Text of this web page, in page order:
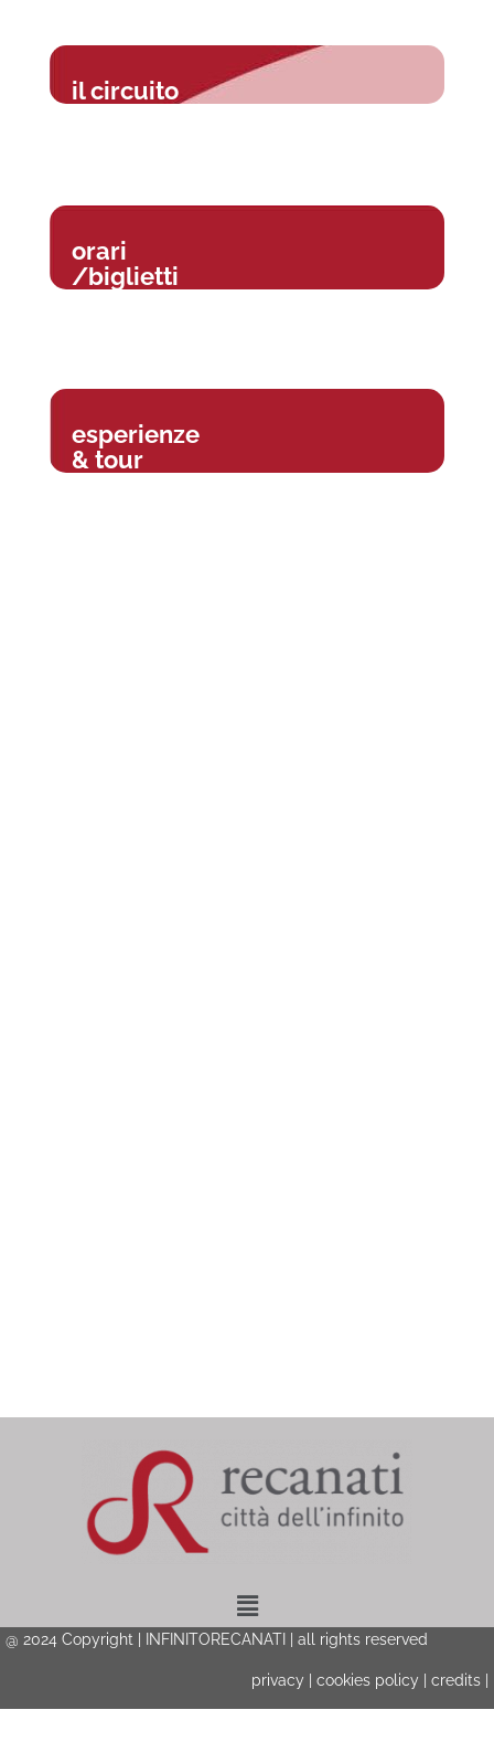
il circuito
orari
/biglietti
esperienze
& tour
Menu
@ 2024 Copyright | INFINITORECANATI | all rights reserved
privacy cookies policy credits